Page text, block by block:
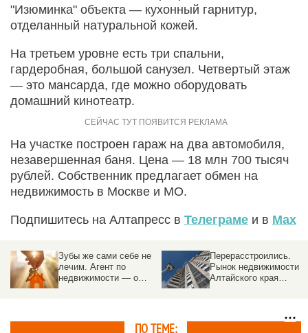
"Изюминка" объекта — кухонный гарнитур,
отделанный натуральной кожей.
На третьем уровне есть три спальни,
гардеробная, большой санузел. Четвертый этаж
— это мансарда, где можно оборудовать
домашний кинотеатр.
На участке построен гараж на два автомобиля,
незавершенная баня. Цена — 18 млн 700 тысяч
рублей. Собственник предлагает обмен на
недвижимость в Москве и МО.
Подпишитесь на Алтапресс в Телеграме и в Max
Зубы же сами себе не
лечим. Агент по
недвижимости — о
Перерасстроились.
Рынок недвижимости
Алтайского края
ПО ТЕМЕ: